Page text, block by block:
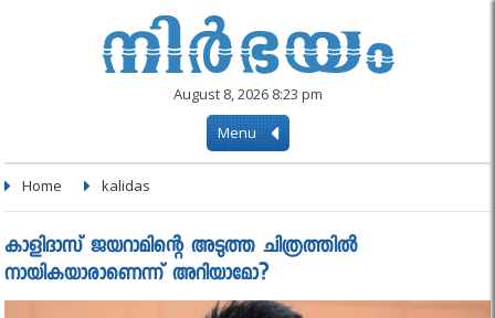
August 8, 2026 8:23 pm
Menu
Home kalidas
കാളിദാസ് ജയറാമിന്റെ അടുത്ത ചിത്രത്തിൽ
നായികയാരാണെന്ന് അറിയാമോ?